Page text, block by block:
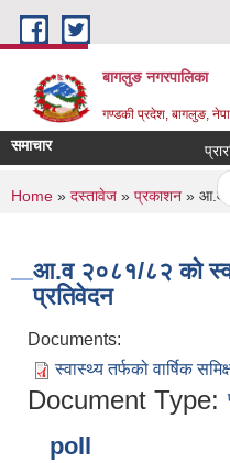
Skip to main content
बागलुङ नगरपालिका
गण्डकी प्रदेश, बागलुङ,
समाचार
«
You are here
Home » दस्तावेज » प्रकाशन » आ.व
आ.व २०८१/८२ को
प्रतिवेदन
Documents:
स्वास्थ्य तर्फको वार्षिक
Document Type:
poll